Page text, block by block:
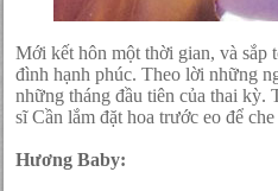
Mới kết hôn một thời gian, và sắp
đình hạnh phúc. Theo lời những
những tháng đầu tiên của thai kỳ.
sĩ Cần lắm đặt hoa trước eo để
Hương Baby: